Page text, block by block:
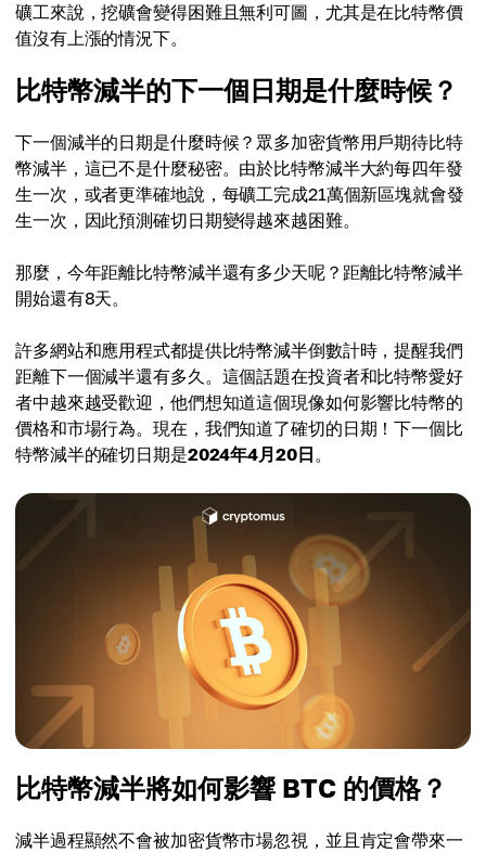
礦工來說，挖礦會變得困難且無利可圖，尤其是在比特幣價
值沒有上漲的情況下。
比特幣減半的下一個日期是什麼時候？
下一個減半的日期是什麼時候？眾多加密貨幣用戶期待比特
幣減半，這已不是什麼秘密。由於比特幣減半大約每四年發
生一次，或者更準確地說，每礦工完成21萬個新區塊就會發
生一次，因此預測確切日期變得越來越困難。
那麼，今年距離比特幣減半還有多少天呢？距離比特幣減半
開始還有8天。
許多網站和應用程式都提供比特幣減半倒數計時，提醒我們
距離下一個減半還有多久。這個話題在投資者和比特幣愛好
者中越來越受歡迎，他們想知道這個現像如何影響比特幣的
價格和市場行為。現在，我們知道了確切的日期！下一個比
特幣減半的確切日期是2024年4月20日。
比特幣減半將如何影響 BTC 的價格？
減半過程顯然不會被加密貨幣市場忽視，並且肯定會帶來一